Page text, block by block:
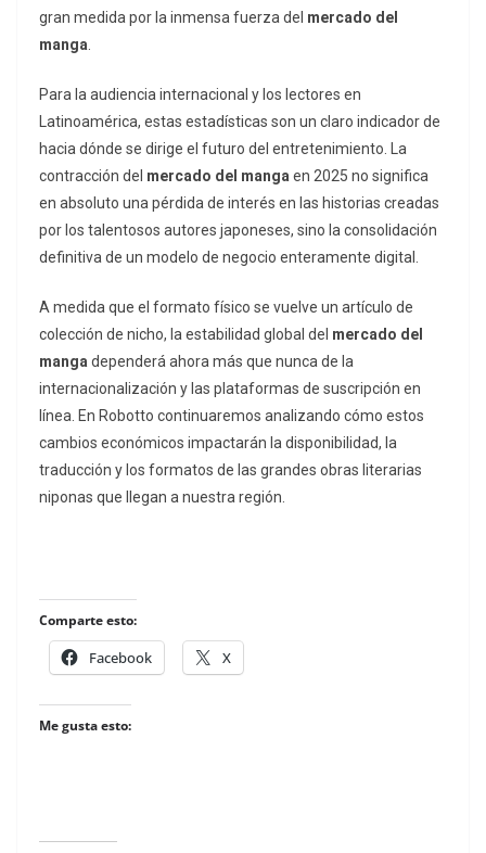
gran medida por la inmensa fuerza del mercado del
manga
Para la audiencia internacional y los lectores en
Latinoamérica, estas estadísticas son un claro indicador de
hacia dónde se dirige el futuro del entretenimiento. La
contracción del mercado del manga en 2025 no significa
en absoluto una pérdida de interés en las historias creadas
por los talentosos autores japoneses, sino la consolidación
definitiva de un modelo de negocio enteramente digital.
A medida que el formato físico se vuelve un artículo de
colección de nicho, la estabilidad global del mercado del
manga dependerá ahora más que nunca de la
internacionalización y las plataformas de suscripción en
línea. En Robotto continuaremos analizando cómo estos
cambios económicos impactarán la disponibilidad, la
traducción y los formatos de las grandes obras literarias
niponas que llegan a nuestra región.
Comparte esto:
Facebook X
Me gusta esto: